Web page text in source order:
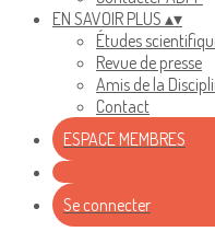
EN SAVOIR PLUS ▴▾
Études
Revue de presse
Amis de la
Contact
ESPACE MEMBRES
Se connecter